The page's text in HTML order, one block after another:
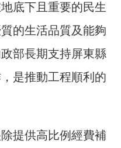
底下且重要的民生
的生活品質及能夠
部長期支持屏東縣
是推動工程順利的
提供高比例經費補